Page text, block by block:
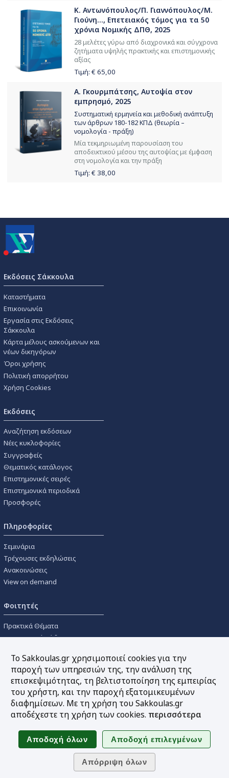
Κ. Αντωνόπουλος/Π. Γιαννόπουλος/Μ.
Γιούνη..., Επετειακός τόμος για τα 50
χρόνια Νομικής ΔΠΘ, 2025
28 μελέτες γύρω από διαχρονικά και σύγχρονα
ζητήματα υψηλής πρακτικής και επιστημονικής
αξίας
Τιμή: € 65,00
Α. Γκουρμπάτσης, Αυτοψία στον
εμπρησμό, 2025
Συστηματική ερμηνεία και μεθοδική ανάπτυξη
των άρθρων 180-182 ΚΠΔ (θεωρία –
νομολογία - πράξη)
Μία τεκμηριωμένη παρουσίαση του
αποδεικτικού μέσου της αυτοψίας με έμφαση
στη νομολογία και την πράξη
Τιμή: € 38,00
Εκδόσεις Σάκκουλα
Καταστήματα
Επικοινωνία
Εργασία στις Εκδόσεις
Σάκκουλα
Κάρτα μέλους ασκούμενων και
νέων δικηγόρων
Όροι χρήσης
Πολιτική απορρήτου
Χρήση Cookies
Εκδόσεις
Αναζήτηση εκδόσεων
Νέες κυκλοφορίες
Συγγραφείς
Θεματικός κατάλογος
Επιστημονικές σειρές
Επιστημονικά περιοδικά
Προσφορές
Πληροφορίες
Σεμινάρια
Τρέχουσες εκδηλώσεις
Ανακοινώσεις
View on demand
Φοιτητές
Πρακτικά Θέματα
Οικονομικοί Κώδικες
Συγγραμμάτων
Εργαλεία
Online υπολογισμός τόκων
Υπηρεσία Ηλεκτρονικής
Sitemap
Ακολουθήστε μας
Το Sakkoulas.gr χρησιμοποιεί cookies για την
παροχή των υπηρεσιών της, την ανάλυση της
επισκεψιμότητας, τη βελτιστοποίηση της εμπειρίας
του χρήστη, και την παροχή εξατομικευμένων
διαφημίσεων. Με τη χρήση του Sakkoulas.gr
αποδέχεστε τη χρήση των cookies. περισσότερα